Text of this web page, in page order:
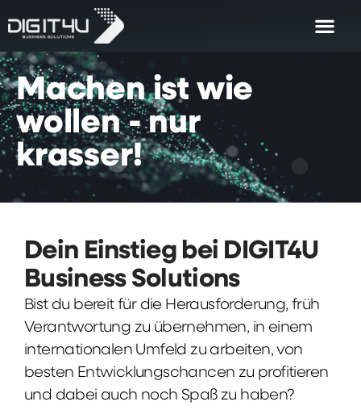
Machen ist wie
wollen - nur
krasser!
Dein Einstieg bei DIGIT4U
Business Solutions
Bist du bereit für die Herausforderung, früh
Verantwortung zu übernehmen, in einem
internationalen Umfeld zu arbeiten, von
besten Entwicklungschancen zu profitieren
und dabei auch noch Spaß zu haben?